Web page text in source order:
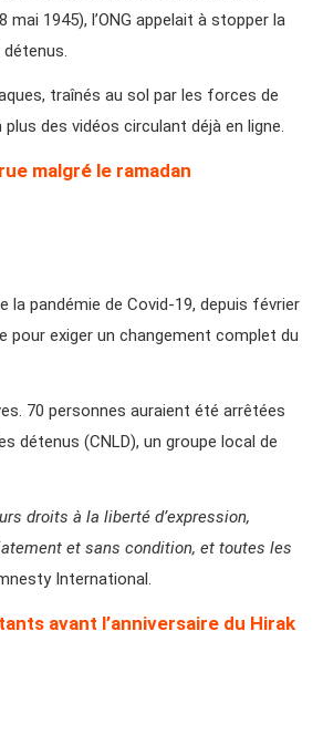
1945), l’ONG appelait à stopper la
traînés au sol par les forces de
des vidéos circulant déjà en ligne.
malgré le ramadan
la pandémie de Covid-19, depuis février
pour exiger un changement complet du
70 personnes auraient été arrêtées
détenus (CNLD), un groupe local de
droits à la liberté d’expression,
et sans condition, et toutes les
International.
avant l’anniversaire du Hirak